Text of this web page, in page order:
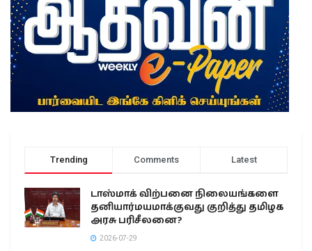
Trending Comments Latest
டாஸ்மாக் விற்பனை நிலையங்களை
தனியார்மயமாக்குவது குறித்து தமிழக
அரசு பரிசீலனை?
2026-07-29